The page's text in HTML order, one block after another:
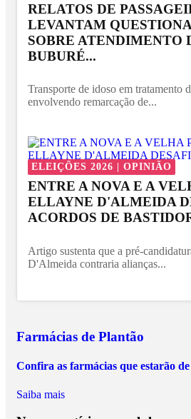
RELATOS DE
LEVANTAM
SOBRE ATENDIMENTO
BUBURÉ...
Transporte de idoso em tratamento
envolvendo remarcação de...
ELEIÇÕES 2026 | OPINIÃO
ENTRE A NOVA E A
ELLAYNE D'ALMEIDA
ACORDOS DE
Artigo sustenta que a pré-
D'Almeida contraria alianças...
Farmácias de Plantão
Confira as farmácias que estarão
Saiba mais